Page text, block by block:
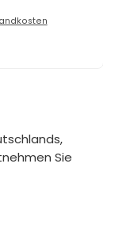
Sie